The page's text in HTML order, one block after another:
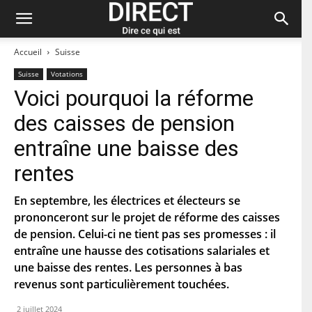
Accueil Suisse
Suisse Votations
Voici pourquoi la réforme
des caisses de pension
entraîne une baisse des
rentes
En septembre, les électrices et électeurs se
prononceront sur le projet de réforme des caisses
de pension. Celui-ci ne tient pas ses promesses : il
entraîne une hausse des cotisations salariales et
une baisse des rentes. Les personnes à bas
revenus sont particulièrement touchées.
2 juillet 2024
Restez à jour et abonnez-vous à notre
newsletter « direct ».
r
é
n
o
m
N
o
m
d
e
f
a
m
i
C
o
u
r
r
e
C
d